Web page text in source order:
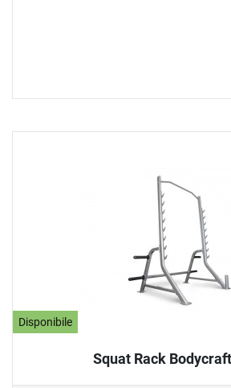
Disponibile
Squat Rack